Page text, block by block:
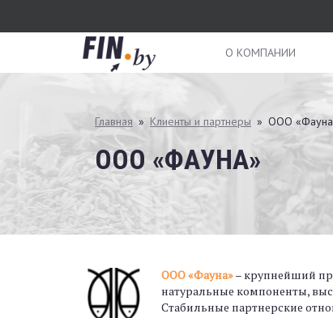
О КОМПАНИИ
Вы
здесь
Главная » Клиенты и партнеры » ООО
ООО «ФАУНА»
ООО «Фауна»– крупнейший
натуральные компоненты,
Стабильные партнерские